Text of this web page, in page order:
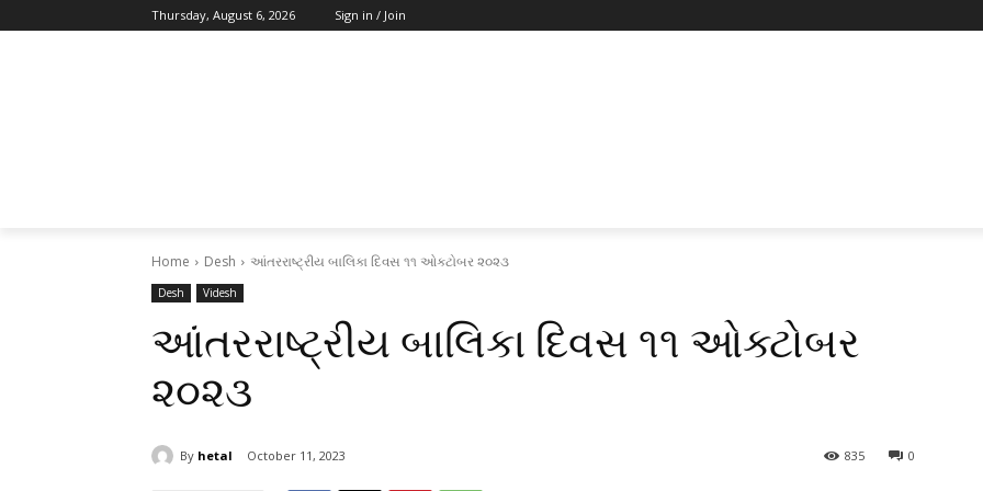
Thursday, August 6, 2026 Sign in / Join
Home Desh આંતરરાષ્ટ્રીય બાલિકા દિવસ ૧૧ ઓક્ટોબર ૨૦૨૩
Desh Videsh
આંતરરાષ્ટ્રીય બાલિકા દિવસ ૧૧ ઓક્ટોબર
૨૦૨૩
By hetal October 11, 2023 0
835